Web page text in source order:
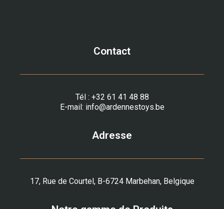
Contact
Tél : +32 61 41 48 88
E-mail: info@ardennestoys.be
Adresse
17, Rue de Courtel, B-6724 Marbehan, Belgique